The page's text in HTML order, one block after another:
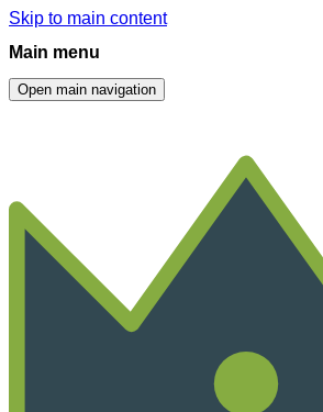
Skip to main content
Main menu
Open main navigation